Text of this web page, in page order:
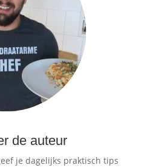
de auteur
je dagelijks praktisch tips